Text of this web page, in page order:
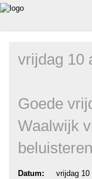
vrijdag 10
Goede
Waalwijk
beluisteren
Datum:
vrijdag 10